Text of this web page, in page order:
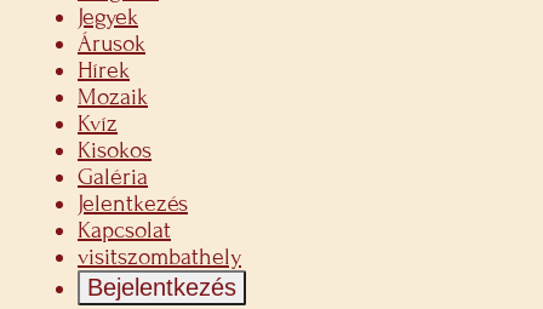
Jegyek
Árusok
Hírek
Mozaik
Kvíz
Kisokos
Galéria
Jelentkezés
Kapcsolat
visitszombathely
Bejelentkezés